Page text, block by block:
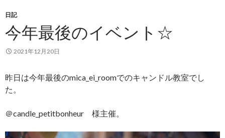
日記
今年最後のイベント☆
2021年12月20日
昨日は今年最後のmica_ei_roomでのキャンドル教室でし
た。
＠candle_petitbonheur 様主催。